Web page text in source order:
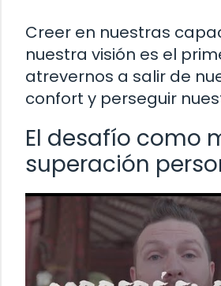
Creer en nuestras
nuestra visión es el
atrevernos a salir de
confort y perseguir
El desafío como
superación